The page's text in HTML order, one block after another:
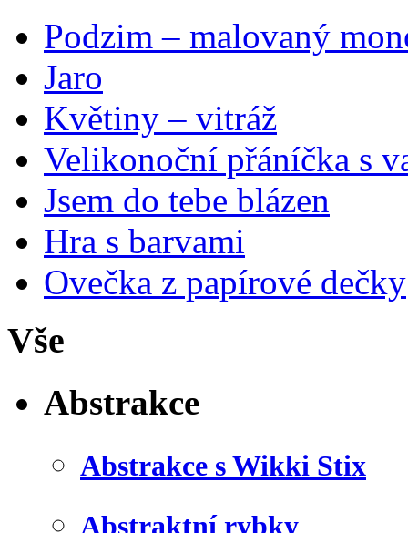
Podzim – malovaný
Jaro
Květiny – vitráž
Velikonoční přáníčka s
Jsem do tebe blázen
Hra s barvami
Ovečka z papírové dečky
Vše
Abstrakce
Abstrakce s Wikki Stix
Abstraktní rybky